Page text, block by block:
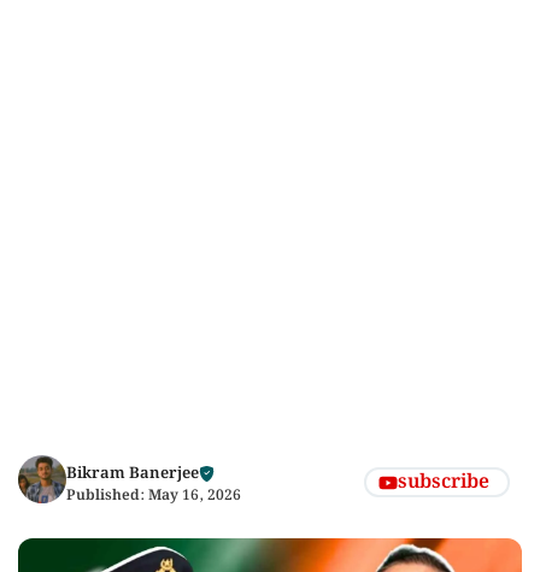
Bikram Banerjee
Published: May 16, 2026 subscribe